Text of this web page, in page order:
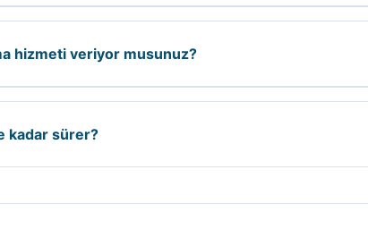
fiyatları; kaçağın konumuna, tıkanıklığın
hizmeti veriyor musunuz?
tıkanıklık açma hizmeti veriyoruz. Acil
kadar sürer?
işin büyüklüğüne, kaçağın veya tıkanıklığın